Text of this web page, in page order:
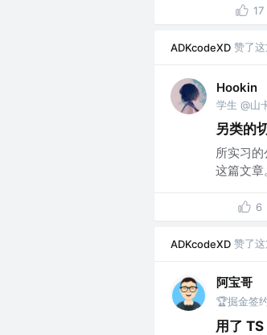
17
ADKcodeXD 赞了
Hookin
学生 @山
另类的
所实习
这篇文章
6
ADKcodeXD 赞了
阿宝哥
🏆掘金签
用了